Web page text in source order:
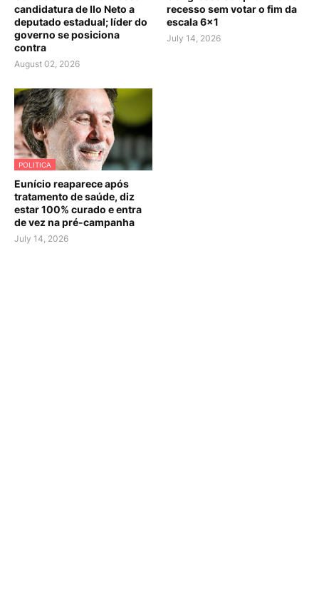
candidatura de Ilo Neto a
deputado estadual; líder do
governo se posiciona
contra
August 02, 2026
recesso sem votar o fim da
escala 6×1
July 14, 2026
POLITICA
Eunício reaparece após
tratamento de saúde, diz
estar 100% curado e entra
de vez na pré-campanha
July 14, 2026